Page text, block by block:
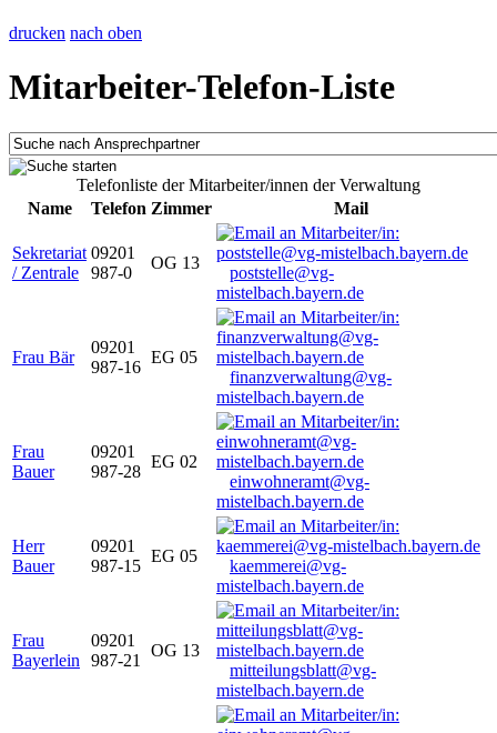
drucken nach oben
Mitarbeiter-Telefon-Liste
Telefonliste der Mitarbeiter/innen der Verwaltung
Name
Telefon Zimmer Mail
Sekretariat
/ Zentrale
09201
987-0
OG 13
poststelle@vg-
mistelbach.bayern.de
Frau Bär
09201
987-16
EG 05
finanzverwaltung@vg-
mistelbach.bayern.de
Frau
Bauer
09201
987-28
EG 02
einwohneramt@vg-
mistelbach.bayern.de
Herr
Bauer
09201
987-15
EG 05
kaemmerei@vg-
mistelbach.bayern.de
Frau
Bayerlein
09201
987-21
OG 13
mitteilungsblatt@vg-
mistelbach.bayern.de